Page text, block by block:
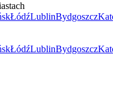
ŁódźLublinBydgoszcz
ŁódźLublinBydgoszcz